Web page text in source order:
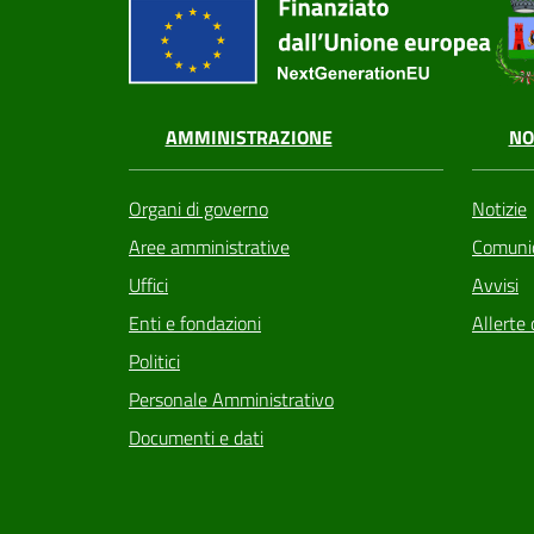
AMMINISTRAZIONE
Organi di governo
Aree amministrative
Uffici
Enti e fondazioni
Politici
Personale Amministrativo
Documenti e dati
Notizie
Avvisi
Allerte